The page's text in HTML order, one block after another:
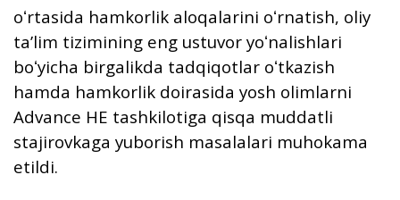
oʻrtasida hamkorlik aloqalarini oʻrnatish, oliy
taʼlim tizimining eng ustuvor yoʻnalishlari
boʻyicha birgalikda tadqiqotlar oʻtkazish
hamda hamkorlik doirasida yosh olimlarni
Advance HE tashkilotiga qisqa muddatli
stajirovkaga yuborish masalalari muhokama
etildi.